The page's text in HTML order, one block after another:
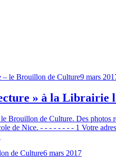
9 mars
» à la
de Culture. Des photos
de Nice. - - - - - - - - 1 Votre
6 mars 2017